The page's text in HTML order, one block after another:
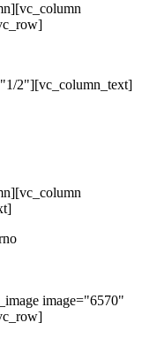
2"][vc_column_text]
image="6570"